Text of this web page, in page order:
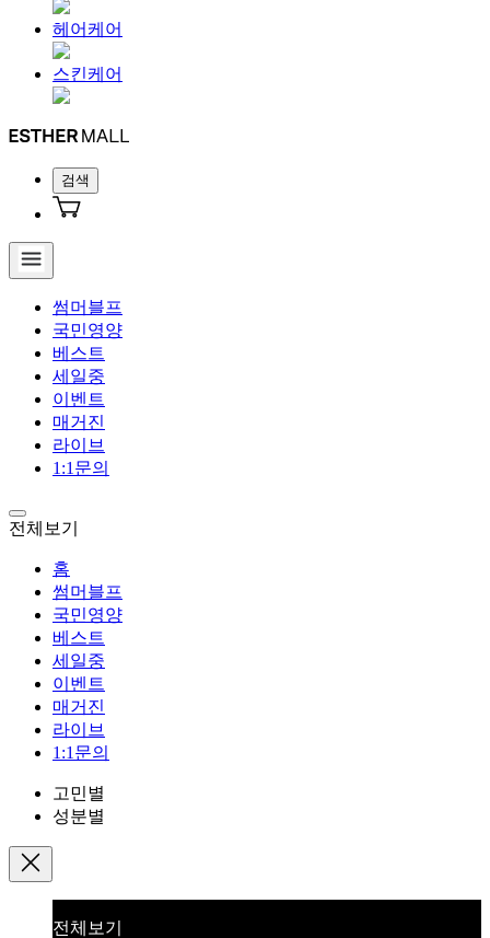
헤어케어
스킨케어
검색
썸머블프
국민영양
베스트
세일중
이벤트
매거진
라이브
1:1문의
전체보기
홈
썸머블프
국민영양
베스트
세일중
이벤트
매거진
라이브
1:1문의
고민별
성분별
전체보기